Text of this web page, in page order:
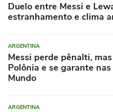
Duelo entre Messi e
estranhamento e clima
ARGENTINA
Messi perde pênalti,
Polônia e se garante
Mundo
ARGENTINA